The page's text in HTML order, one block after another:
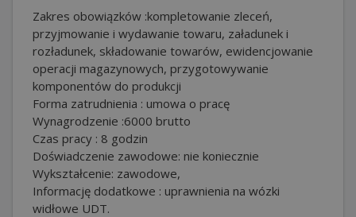
Zakres obowiązków :kompletowanie zleceń,
przyjmowanie i wydawanie towaru, załadunek i
rozładunek, składowanie towarów, ewidencjowanie
operacji magazynowych, przygotowywanie
komponentów do produkcji
Forma zatrudnienia : umowa o pracę
Wynagrodzenie :6000 brutto
Czas pracy : 8 godzin
Doświadczenie zawodowe: nie koniecznie
Wykształcenie: zawodowe,
Informację dodatkowe : uprawnienia na wózki
widłowe UDT.